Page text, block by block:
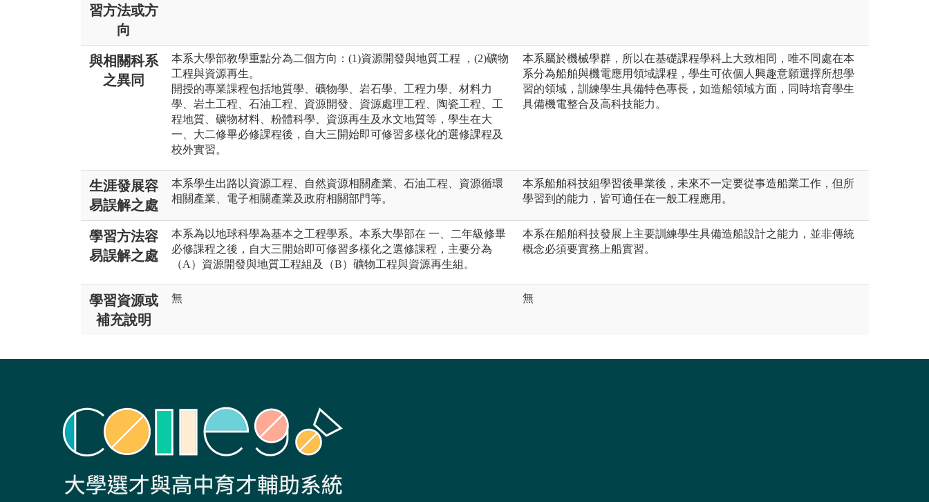
習方法或方
向
與相關科系
之異同
本系大學部教學重點分為二個方向：(1)資源開發與地質工程 ，(2)礦物
工程與資源再生。
開授的專業課程包括地質學、礦物學、岩石學、工程力學、材料力
學、岩土工程、石油工程、資源開發、資源處理工程、陶瓷工程、工
程地質、礦物材料、粉體科學、資源再生及水文地質等，學生在大
一、大二修畢必修課程後，自大三開始即可修習多樣化的選修課程及
校外實習。
本系屬於機械學群，所以在基礎課程學科上大致相同，唯不同處在本
系分為船舶與機電應用領域課程，學生可依個人興趣意願選擇所想學
習的領域，訓練學生具備特色專長，如造船領域方面，同時培育學生
具備機電整合及高科技能力。
生涯發展容
易誤解之處
本系學生出路以資源工程、自然資源相關產業、石油工程、資源循環
相關產業、電子相關產業及政府相關部門等。
本系船舶科技組學習後畢業後，未來不一定要從事造船業工作，但所
學習到的能力，皆可適任在一般工程應用。
學習方法容
易誤解之處
本系為以地球科學為基本之工程學系。本系大學部在 一、二年級修畢
必修課程之後，自大三開始即可修習多樣化之選修課程，主要分為
（A）資源開發與地質工程組及（B）礦物工程與資源再生組。
本系在船舶科技發展上主要訓練學生具備造船設計之能力，並非傳統
概念必須要實務上船實習。
學習資源或
補充說明
無 無